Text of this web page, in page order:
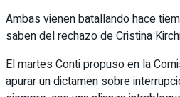
Ambas vienen batallando hace
saben del rechazo de Cristina
El martes Conti propuso en la
apurar un dictamen sobre